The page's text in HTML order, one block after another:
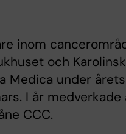
inom
och
Medica under
I år medverkade
CCC.